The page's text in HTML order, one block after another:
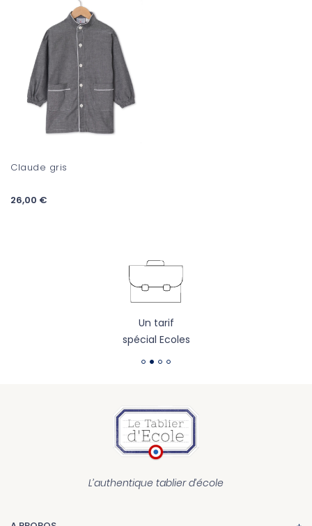
Claude gris
26,00 €
Un tarif
spécial Ecoles
L’authentique tablier d’école